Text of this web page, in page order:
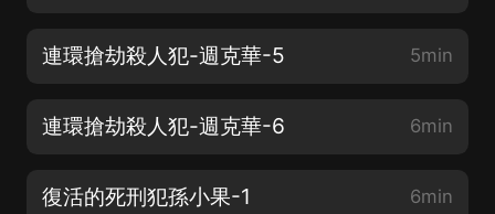
連環搶劫殺人犯-週克華-5 5min
連環搶劫殺人犯-週克華-6 6min
復活的死刑犯孫小果-1 6min